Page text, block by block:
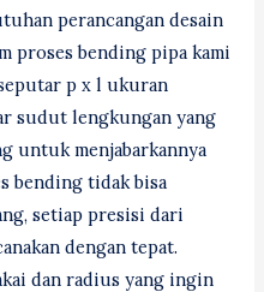
perancangan desain
proses bending pipa kami
p x l ukuran
sudut lengkungan yang
untuk menjabarkannya
bending tidak bisa
setiap presisi dari
dengan tepat.
dan radius yang ingin